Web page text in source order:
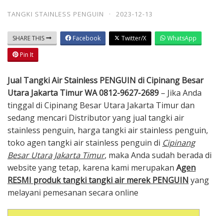
TANGKI STAINLESS PENGUIN · 2023-12-13
SHARE THIS Facebook Twitter/X
WhatsApp
Pin It
Jual Tangki Air Stainless PENGUIN di Cipinang Besar
Utara Jakarta Timur WA 0812-9627-2689 – Jika Anda
tinggal di Cipinang Besar Utara Jakarta Timur dan
sedang mencari Distributor yang jual tangki air
stainless penguin, harga tangki air stainless penguin,
toko agen tangki air stainless penguin di Cipinang
Besar Utara Jakarta Timur, maka Anda sudah berada di
website yang tetap, karena kami merupakan Agen
RESMI produk tangki tangki air merek PENGUIN yang
melayani pemesanan secara online